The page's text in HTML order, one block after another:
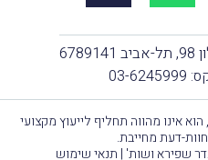
אינו מהווה תחליף לייעוץ מקצועי
דעת מחייבת.
שפירא ושות' | תנאי שימוש